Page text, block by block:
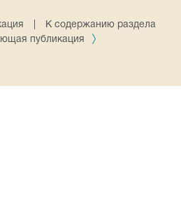
К содержанию раздела
публикация